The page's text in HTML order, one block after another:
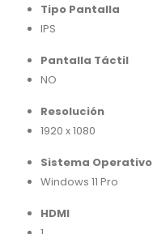
Tipo Pantalla
IPS
Pantalla Táctil
NO
Resolución
1920 x 1080
Sistema Operativo
Windows 11 Pro
HDMI